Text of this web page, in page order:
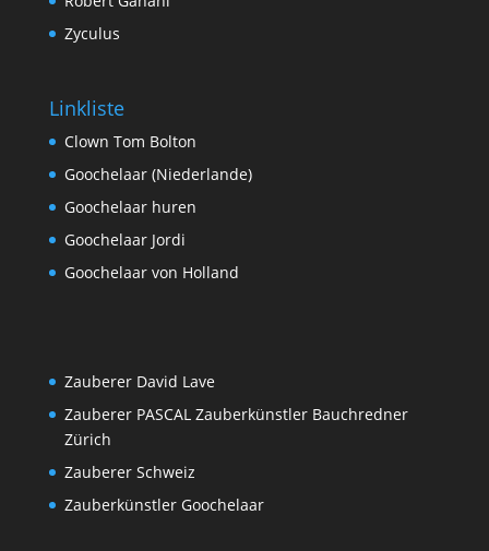
Zyculus
Linkliste
Clown Tom Bolton
Goochelaar (Niederlande)
Goochelaar huren
Goochelaar Jordi
Goochelaar von Holland
Zauberer David Lave
Zauberer PASCAL Zauberkünstler Bauchredner
Zürich
Zauberer Schweiz
Zauberkünstler Goochelaar